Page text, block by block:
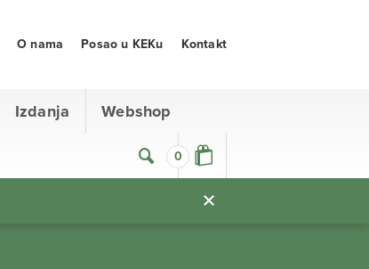
0
Izdanja Webshop
O nama Posao u KEKu Kontakt